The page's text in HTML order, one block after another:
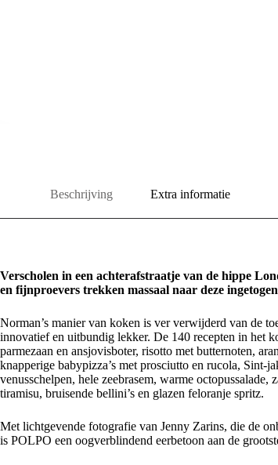
Beschrijving Extra informatie
Verscholen in een achterafstraatje van de hippe
en fijnproevers trekken massaal naar deze
Norman’s manier van koken is ver verwijderd van de
innovatief en uitbundig lekker. De 140 recepten in het
parmezaan en ansjovisboter, risotto met butternoten,
knapperige babypizza’s met prosciutto en rucola, Sint-
venusschelpen, hele zeebrasem, warme
tiramisu, bruisende bellini’s en glazen feloranje spritz.
Met lichtgevende fotografie van Jenny Zarins, die de
is POLPO een oogverblindend eerbetoon aan de